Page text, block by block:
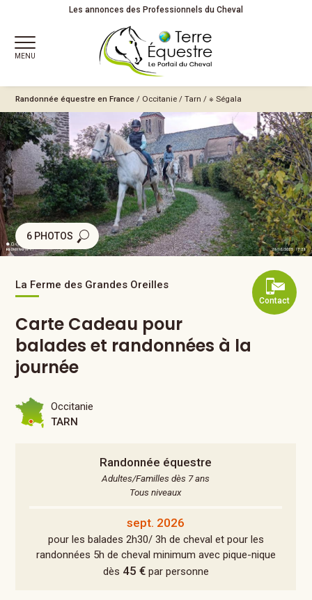
Les annonces des Professionnels du Cheval
MENU
Randonnée équestre en France / Occitanie /Tarn /※ Ségala
6 PHOTOS
Contact
La Ferme des Grandes Oreilles
Carte Cadeau pour
balades et randonnées à la
journée
Randonnée équestre
Adultes/Familles dès 7 ans
Tous niveaux
sept. 2026
pour les balades 2h30/ 3h de cheval et pour les
randonnées 5h de cheval minimum avec pique-nique
dès 45 €par personne
Occitanie
TARN